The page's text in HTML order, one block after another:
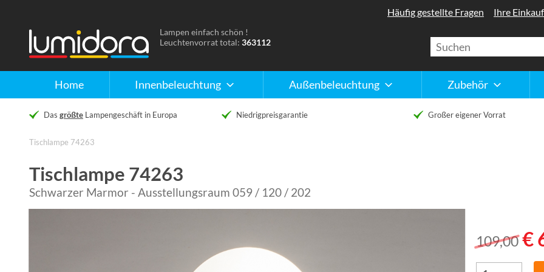
Home Innenbeleuchtung Außenbeleuchtung Zubehör
Häufig gestellte Fragen Ihre
Naar
de
Lampen einfach schön !
Leuchtenvorrat total: 363112
Das größte Lampengeschäft in Europa Niedrigpreisgarantie Großer eigener Vorrat
Tischlampe 74263
Tischlampe 74263
Schwarzer Marmor - Ausstellungsraum 059 / 120 / 202
109,00 €